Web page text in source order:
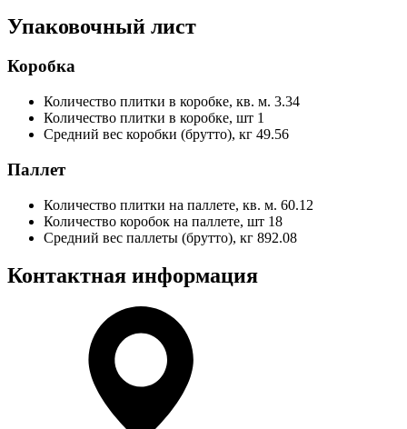
Упаковочный лист
Коробка
Количество плитки в коробке, кв. м. 3.34
Количество плитки в коробке, шт 1
Средний вес коробки (брутто), кг 49.56
Паллет
Количество плитки на паллете, кв. м. 60.12
Количество коробок на паллете, шт 18
Средний вес паллеты (брутто), кг 892.08
Контактная информация